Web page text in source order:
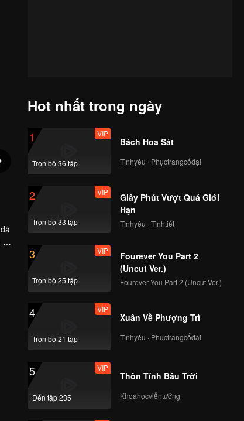
Hot nhất trong ngày
1
Trọn bộ 36 tập
VIP
Bách Hoa Sát
Tìnhyêu · Phụctrangcổđại
2
Trọn bộ 33 tập
VIP
Giây Phút Vượt Quá Giới
Hạn
Tìnhyêu · Tìnhtiết
3
Trọn bộ 25 tập
VIP
Fourever You Part 2
(Uncut Ver.)
Fourever You Part 2 (Uncut Ver.)
4
Trọn bộ 21 tập
VIP
Xuân Về Phượng Trì
Tìnhyêu · Phụctrangcổđại
5
Đến tập 235
VIP
Thôn Tính Bầu Trời
Khoahọcviễntưởng